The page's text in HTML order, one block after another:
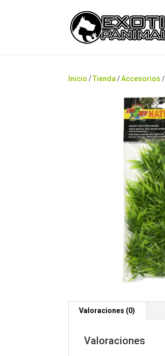
Inicio /Tienda /Accesorios /
Valoraciones (0)
Valoraciones